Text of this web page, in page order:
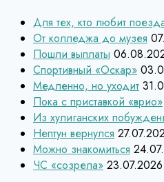
Для тех, кто любит
От колледжа до музея
Пошли выплаты
Спортивный «Оскар»
Медленно, но уходит
Пока с приставкой «врио»
Из хулиганских
Нептун вернулся
Можно знакомиться
ЧС «созрела» 23.07.2026